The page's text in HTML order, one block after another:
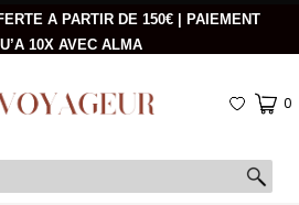
A PARTIR DE 150€ | PAIEMENT
10X AVEC ALMA
0